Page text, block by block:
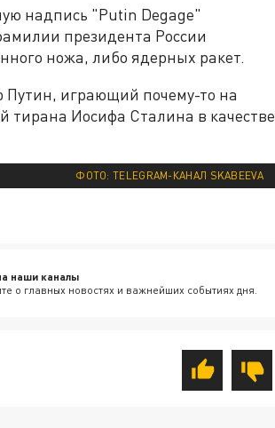
надпись "Putin Degage"
президента России
ножа, либо ядерных ракет.
играющий почему-то на
тирана Иосифа Сталина в качестве
ФОТО: TELEGRAM-КАНАЛ SKABEEVA
наши каналы
о главных новостях и важнейших событиях дня.